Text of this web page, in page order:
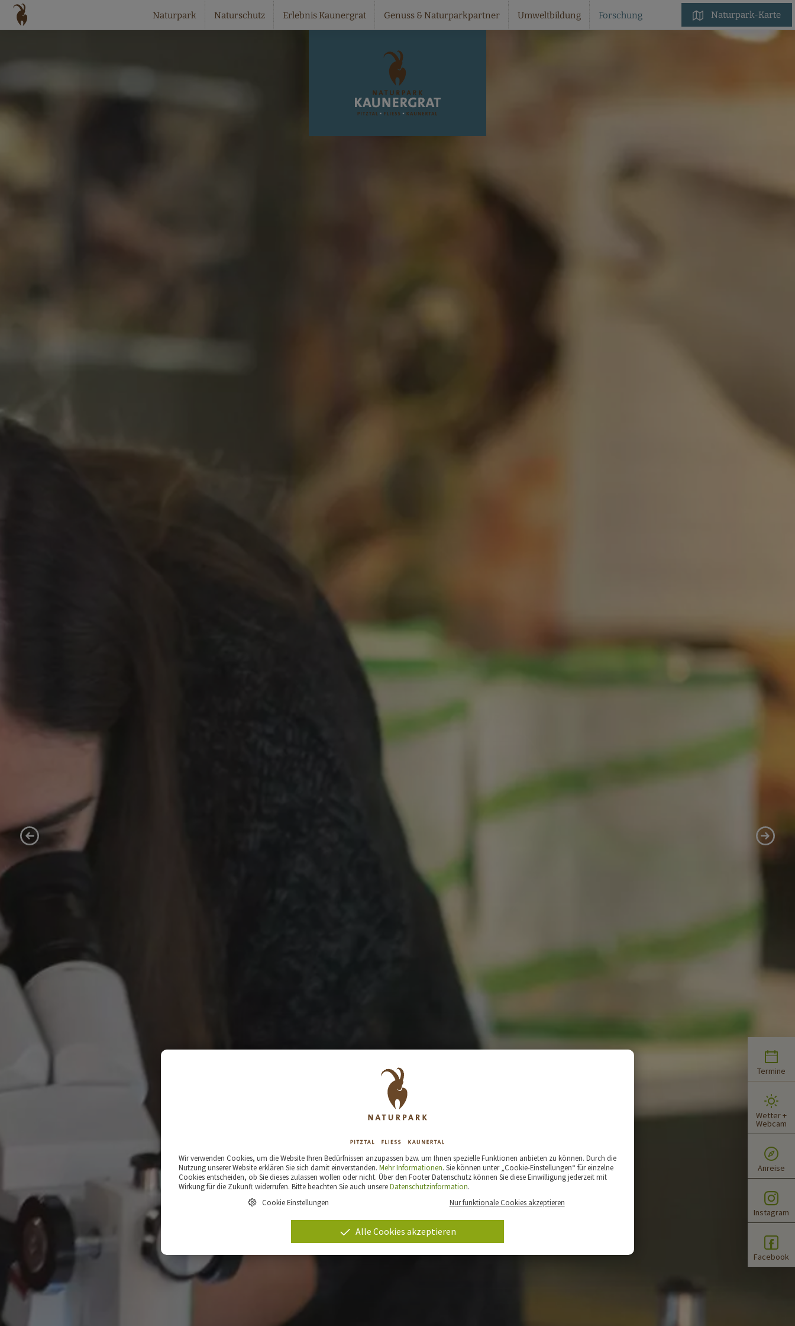
Naturpark Naturschutz Erlebnis Kaunergrat Genuss & Naturparkpartner Umweltbildung Forschung Naturpark-Karte
Termine
Wetter +
Webcam
Anreise
Instagram
Facebook
Wir verwenden Cookies, um die Website Ihren Bedürfnissen anzupassen bzw. um Ihnen spezielle Funktionen anbieten zu können. Durch die
Nutzung unserer Website erklären Sie sich damit einverstanden. Mehr Informationen. Sie können unter „Cookie-Einstellungen“ für einzelne
Cookies entscheiden, ob Sie dieses zulassen wollen oder nicht. Über den Footer Datenschutz können Sie diese Einwilligung jederzeit mit
Wirkung für die Zukunft widerrufen. Bitte beachten Sie auch unsereDatenschutzinformation.
Cookie Einstellungen
Nur funktionale Cookies akzeptieren
Alle Cookies akzeptieren